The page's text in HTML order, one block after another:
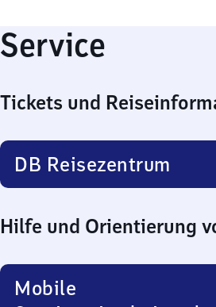
Service
Tickets und
DB Reisezentrum
Hilfe und Orientierung
Mobile